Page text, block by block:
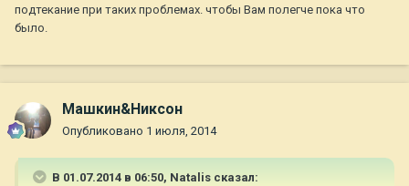
подтекание при таких проблемах. чтобы Вам полегче пока что
было.
Машкин&Никсон
Опубликовано 1 июля, 2014
В 01.07.2014 в 06:50, Natalis сказал: